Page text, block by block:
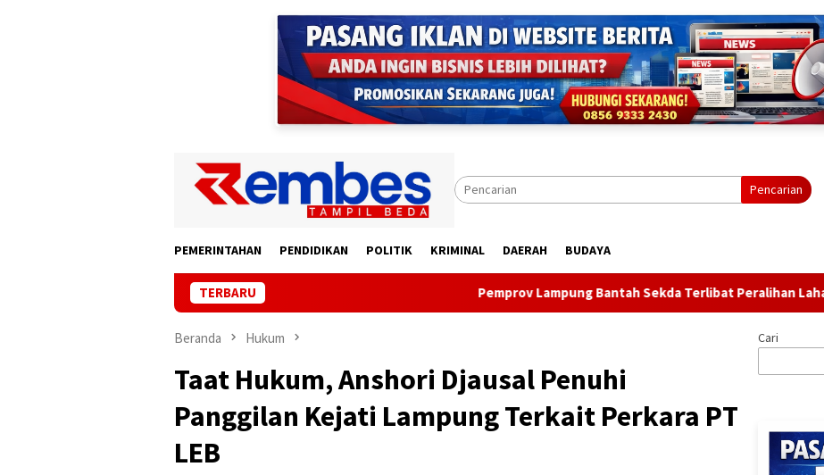
Pencarian
PEMERINTAHAN PENDIDIKAN POLITIK KRIMINAL DAERAH BUDAYA
TERBARU Pemprov Lampung Bantah Sekda Terlibat Peralihan Lahan di Jalan Ryacudu
Beranda Hukum
Taat Hukum, Anshori Djausal Penuhi
Panggilan Kejati Lampung Terkait Perkara PT
LEB
Cari